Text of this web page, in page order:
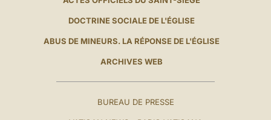
DOCTRINE SOCIALE DE L'ÉGLISE
ABUS DE MINEURS. LA RÉPONSE DE L'ÉGLISE
ARCHIVES WEB
BUREAU DE PRESSE